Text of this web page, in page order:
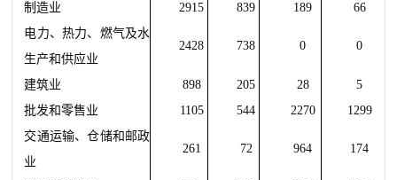
制造业
2915 839 189
66
电力、热力、燃气及水
生产和供应业
2428 738 0 0
建筑业 898 205 28
5
批发和零售业
1105 544 2270
1299
交通运输、仓储和邮政
业
261 72 964 174